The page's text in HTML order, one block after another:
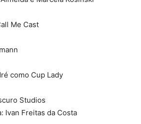
Me Cast
como Cup Lady
Studios
Ivan Freitas da Costa